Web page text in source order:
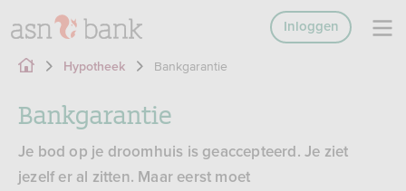
Inloggen
Hypotheek Bankgarantie
Bankgarantie
Je bod op je droomhuis is geaccepteerd. Je ziet
jezelf er al zitten. Maar eerst moet